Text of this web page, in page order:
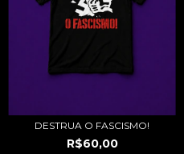
DESTRUA O FASCISMO!
R$60,00